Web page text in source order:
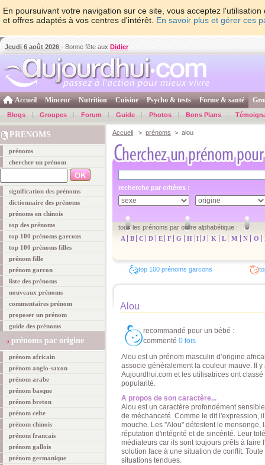
En poursuivant votre navigation sur ce site, vous acceptez
et offres adaptés à vos centres d'intérêt. En savoir plus et gérer ces
Jeudi 6 août 2026 - Bonne fête aux Didier
Accueil Minceur Nutrition Cuisine Psycho & tests Forme & santé
Blogs Groupes Forum Guide Photos Bons Plans
PRENOMS
prénoms
chercher un prénom
signification des prénoms
dictionnaire des prénoms
prénoms en chinois
top des prénoms
top 100 prénoms garcons
top 100 prénoms filles
prénom fille
prénom garcon
liste des prénoms
nouveaux prénoms
commentaires prénom
proposer un prénom
guide des prénoms
prénoms par origine
prénom africain
prénom anglo-saxon
prénom arabe
prénom basque
prénom breton
prénom celte
prénom chinois
prénom francais
prénom gallois
prénom germanique
Accueil > prénoms > alou
recherche par critères :
tous les prénoms par ordre alphabétique :
A
B C D E F G H I J K L M N O
top 100 prénoms garcons
Alou
recommandé pour un bébé :
commenté 0 fois
Alou est un prénom masculin d’origine
associe généralement la couleur mauve. Il
Aujourdhui.com et les utilisatrices ont
popularité.
A propos de son caractère...
Alou est un caractère profondément
de méchanceté. Comme le dit l'expression,
mouche. Les "Alou" détestent le mensonge,
réputation d'intégrité et de sincérité. Leur
médiateurs car ils sont toujours prêts à faire
solution face à une situation de conflit.
situations tendues.